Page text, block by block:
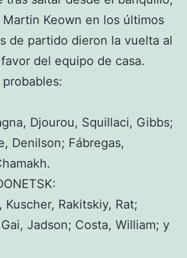
Keown en los últimos
de partido dieron la vuelta al
del equipo de casa.
Djourou, Squillaci, Gibbs;
Denilson; Fábregas,
Kuscher, Rakitskiy, Rat;
Jadson; Costa, William; y